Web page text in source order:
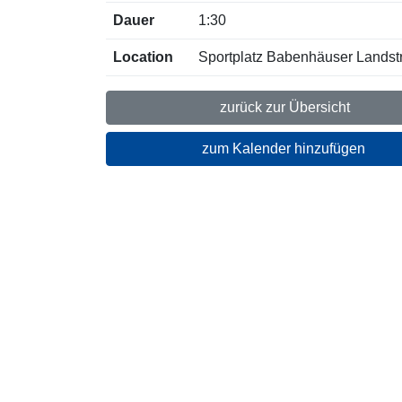
Dauer 1:30
Location Sportplatz Babenhäuser
zurück zur Übersicht
zum Kalender hinzufügen